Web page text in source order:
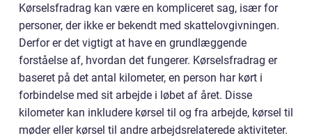
Kørselsfradrag kan være en kompliceret sag, især for
personer, der ikke er bekendt med skattelovgivningen.
Derfor er det vigtigt at have en grundlæggende
forståelse af, hvordan det fungerer. Kørselsfradrag er
baseret på det antal kilometer, en person har kørt i
forbindelse med sit arbejde i løbet af året. Disse
kilometer kan inkludere kørsel til og fra arbejde, kørsel til
møder eller kørsel til andre arbejdsrelaterede aktiviteter.